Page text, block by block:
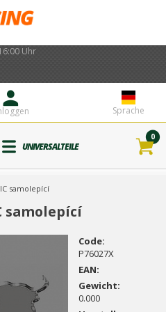
Uhr
Sprache
UNIVERSALTEILE
0
samolepící
samolepící
Code:
P76027X
EAN:
Gewicht:
0.000